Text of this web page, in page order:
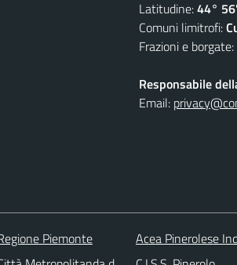
Latitudine:44°
Comuni limitrofi:
Frazioni e borgate:
Responsabile
Email:
Piemonte
Acea Pinerolese